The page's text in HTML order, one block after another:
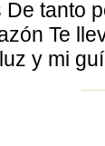
tanto
Te
y mi